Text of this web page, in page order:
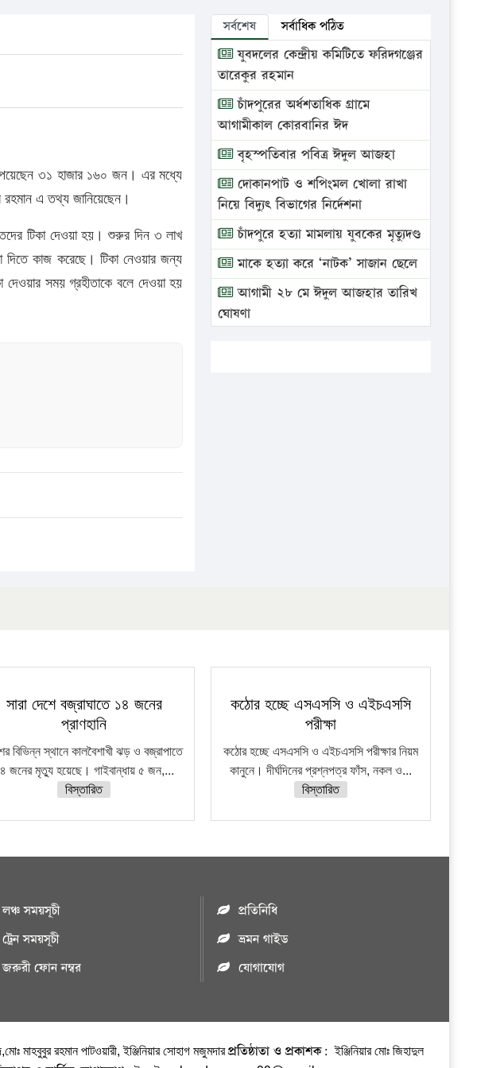
৩১ হাজার ১৬০ জন। এর মধ্যে
রহমান এ তথ্য জানিয়েছেন।
টিকা দেওয়া হয়। শুরুর দিন ৩ লাখ
দিতে কাজ করেছে। টিকা নেওয়ার জন্য
সময় গ্রহীতাকে বলে দেওয়া হয়
সর্বশেষ সর্বাধিক পঠিত
যুবদলের কেন্দ্রীয় কমিটিতে ফরিদগঞ্জের
তারেকুর রহমান
চাঁদপুরের অর্ধশতাধিক গ্রামে
আগামীকাল কোরবানির ঈদ
বৃহস্পতিবার পবিত্র ঈদুল আজহা
দোকানপাট ও শপিংমল খোলা রাখা
নিয়ে বিদ্যুৎ বিভাগের নির্দেশনা
চাঁদপুরে হত্যা মামলায় যুবকের মৃত্যুদণ্ড
মাকে হত্যা করে ‘নাটক’ সাজান ছেলে
আগামী ২৮ মে ঈদুল আজহার তারিখ
ঘোষণা
পরীক্ষা
ফরিদগঞ্জে আগুনে পুড়লো ৬ ব্যবসা
প্রতিষ্ঠান
সারা দেশে বজ্রাঘাতে ১৪ জনের
প্রাণহানি
বিভিন্ন স্থানে কালবৈশাখী ঝড় ও বজ্রাপাতে
জনের মৃত্যু হয়েছে। গাইবান্ধায় ৫ জন,...
বিস্তারিত
কঠোর হচ্ছে এসএসসি ও এইচএসসি
পরীক্ষা
কঠোর হচ্ছে এসএসসি ও এইচএসসি পরীক্ষার নিয়ম
কানুনে। দীর্ঘদিনের প্রশ্নপত্র ফাঁস, নকল ও...
বিস্তারিত
লঞ্চ সময়সূচী
ট্রেন সময়সূচী
জরুরী ফোন নম্বর
প্রতিনিধি
ভ্রমন গাইড
যোগাযোগ
মাহবুবুর রহমান পাটওয়ারী, ইঞ্জিনিয়ার সোহাগ মজুমদারপ্রতিষ্ঠাতা ও প্রকাশক: ইঞ্জিনিয়ার মোঃ জিহাদুল